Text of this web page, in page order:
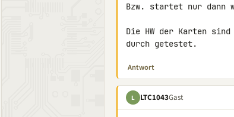
Bzw. startet nur dann
Die HW der Karten
durch getestet.
Antwort
L LTC1043Gast